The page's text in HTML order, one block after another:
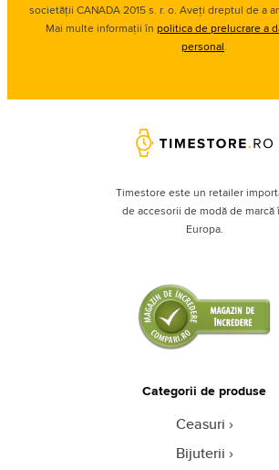
societății CANADA 2015 s. r. o. Aveți dreptul de a
Mai multe informații în politica de prelucrare a
personal.
Timestore este un retailer
de accesorii de modă de marcă
Europa.
Categorii de produse
Ceasuri
Bijuterii